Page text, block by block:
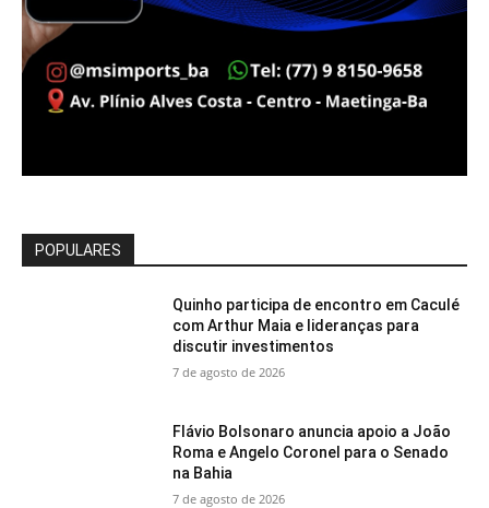
POPULARES
Quinho participa de encontro em Caculé
com Arthur Maia e lideranças para
discutir investimentos
7 de agosto de 2026
Flávio Bolsonaro anuncia apoio a João
Roma e Angelo Coronel para o Senado
na Bahia
7 de agosto de 2026